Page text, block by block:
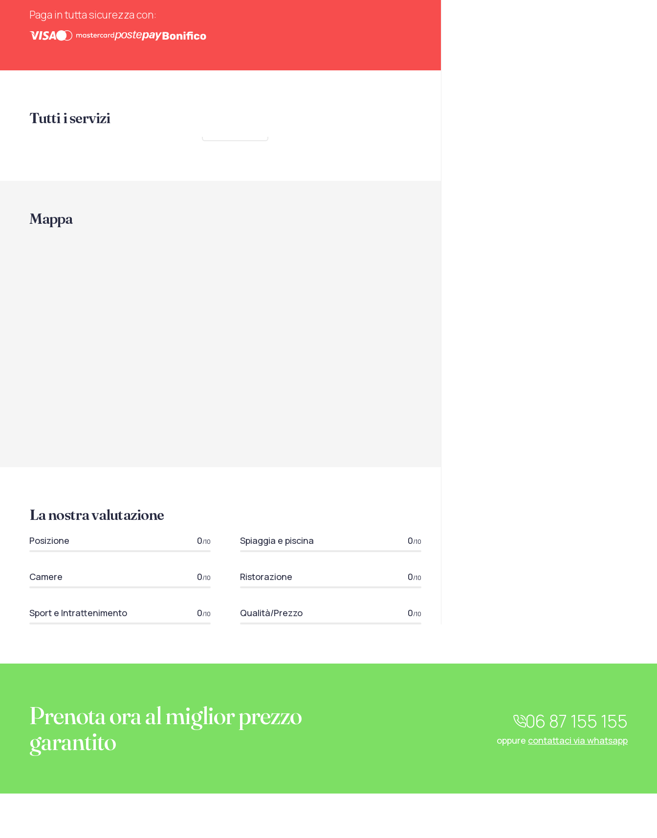
Paga in tutta sicurezza con:
Tutti i servizi
Mappa
La nostra valutazione
Posizione 0/10 Spiaggia e piscina 0/10
Camere 0/10 Ristorazione 0/10
Sport e Intrattenimento 0/10 Qualità/Prezzo 0/10
Prenota ora al miglior prezzo
garantito
06 87 155 155
oppure contattaci via whatsapp